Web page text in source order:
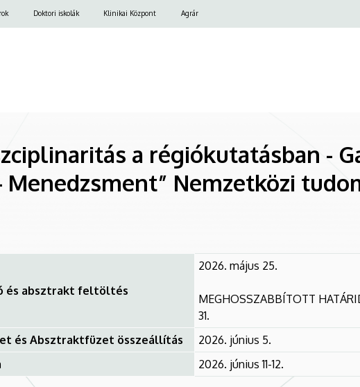
Doktori iskolák Klinikai Központ Agrár
a régiókutatásban -
Menedzsment” Nemzetközi
és absztrakt feltöltés
2026. május 25.
MEGHOSSZABBÍTOTT
31.
és Absztraktfüzet összeállítás
2026. június 5.
2026. június 11-12.